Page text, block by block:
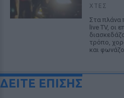
ΧΤΕΣ
Στα πλάνα
live TV, οι
τρόπο,
και
ΔΕΙΤΕ ΕΠΙΣΗΣ